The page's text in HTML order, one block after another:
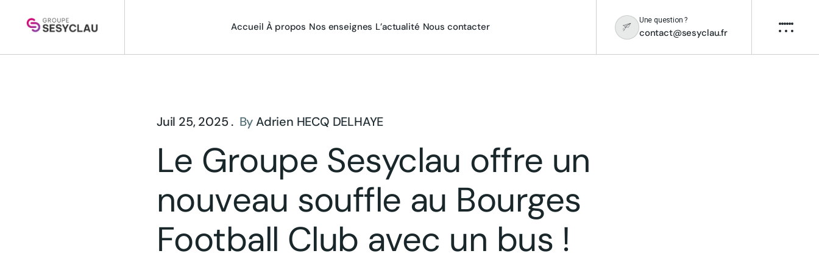
Accueil À propos Nos enseignes L’actualité Nous contacter contact@sesyclau.fr
Une question ?
Juil 25, 2025 . ByAdrien HECQ DELHAYE
Le Groupe Sesyclau offre un
nouveau souffle au Bourges
Football Club avec un bus !